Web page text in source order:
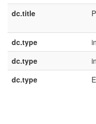
dc.title
dc.type
dc.type
dc.type